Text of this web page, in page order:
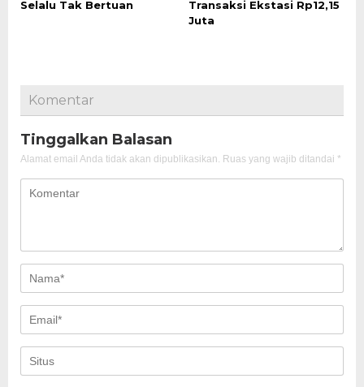
Selalu Tak Bertuan
Transaksi Ekstasi Rp12,15
Juta
Komentar
Tinggalkan Balasan
Alamat email Anda tidak akan dipublikasikan. Ruas yang wajib ditandai *